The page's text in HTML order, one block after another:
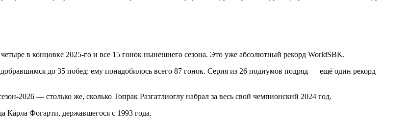
в концовке 2025-го и все 15 гонок нынешнего сезона. Это уже абсолютный рекорд WorldSBK.
до 35 побед: ему понадобилось всего 87 гонок. Серия из 26 подиумов подряд — ещё один рекорд
2026 — столько же, сколько Топрак Разгатлиоглу набрал за весь свой чемпионский 2024 год.
Карла Фогарти, державшегося с 1993 года.